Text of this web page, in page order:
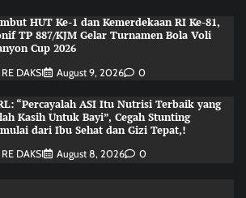
HUT Ke-1 dan Kemerdekaan RI Ke-81,
TP 887/KJM Gelar Turnamen Bola Voli
Cup 2026
RE DAKSI August 9, 2026 0
“Percayalah ASI Itu Nutrisi Terbaik yang
Kasih Untuk Bayi”, Cegah Stunting
dari Ibu Sehat dan Gizi Tepat,!
RE DAKSI August 8, 2026 0